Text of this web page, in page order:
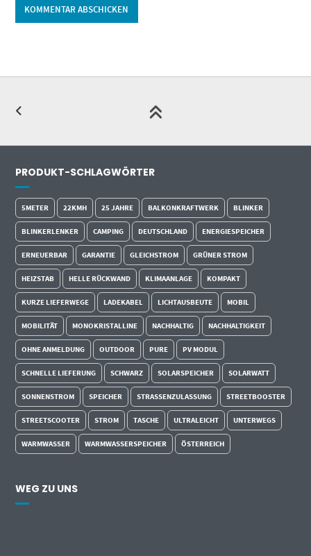
PRODUKT-SCHLAGWÖRTER
5METER 22KMH 25 JAHRE BALKONKRAFTWERK BLINKER
BLINKERLENKER CAMPING DEUTSCHLAND ENERGIESPEICHER
ERNEUERBAR GARANTIE GLEICHSTROM GRÜNER STROM
HEIZSTAB HELLE RÜCKWAND KLIMAANLAGE KOMPAKT
KURZE LIEFERWEGE LADEKABEL LICHTAUSBEUTE MOBIL
MOBILITÄT MONOKRISTALLINE NACHHALTIG NACHHALTIGKEIT
OHNE ANMELDUNG OUTDOOR PURE PV MODUL
SCHNELLE LIEFERUNG SCHWARZ SOLARSPEICHER SOLARWATT
SONNENSTROM SPEICHER STRASSENZULASSUNG STREETBOOSTER
STREETSCOOTER STROM TASCHE ULTRALEICHT UNTERWEGS
WARMWASSER WARMWASSERSPEICHER ÖSTERREICH
WEG ZU UNS